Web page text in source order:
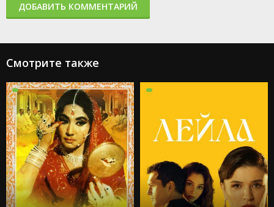
ДОБАВИТЬ КОММЕНТАРИЙ
Смотрите также